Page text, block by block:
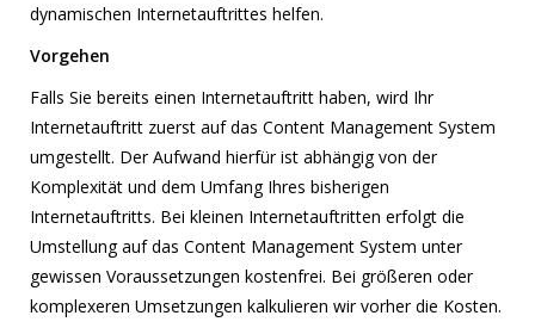
dynamischen Internetauftrittes helfen.
Vorgehen
Falls Sie bereits einen Internetauftritt haben, wird Ihr
Internetauftritt zuerst auf das Content Management System
umgestellt. Der Aufwand hierfür ist abhängig von der
Komplexität und dem Umfang Ihres bisherigen
Internetauftritts. Bei kleinen Internetauftritten erfolgt die
Umstellung auf das Content Management System unter
gewissen Voraussetzungen kostenfrei. Bei größeren oder
komplexeren Umsetzungen kalkulieren wir vorher die Kosten.